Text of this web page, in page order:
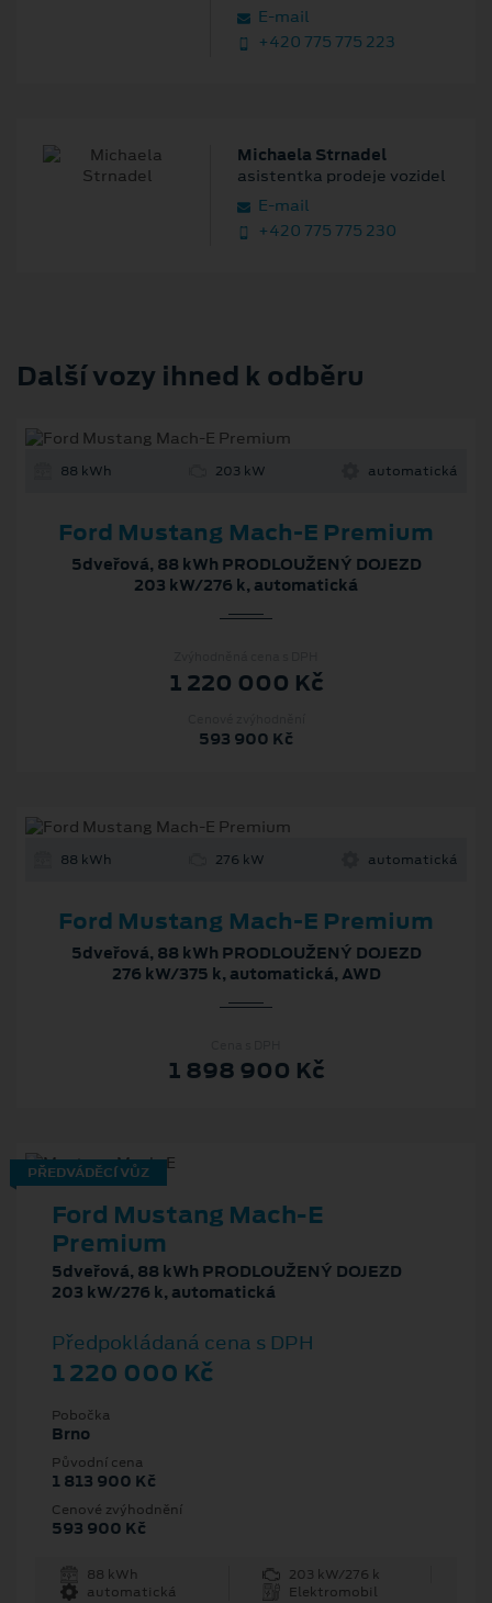
E‑mail
+420 775 775 223
Michaela Strnadel
asistentka prodeje vozidel
E‑mail
+420 775 775 230
Další vozy ihned k odběru
88 kWh 203 kW automatická
Ford Mustang Mach‑E Premium
5dveřová, 88 kWh PRODLOUŽENÝ DOJEZD
203 kW/276 k, automatická
1 220 000 Kč
593 900 Kč
88 kWh 276 kW automatická
Ford Mustang Mach‑E Premium
5dveřová, 88 kWh PRODLOUŽENÝ DOJEZD
276 kW/375 k, automatická, AWD
1 898 900 Kč
PŘEDVÁDĚCÍ VŮZ
Ford Mustang Mach‑E
Premium
5dveřová, 88 kWh PRODLOUŽENÝ DOJEZD
203 kW/276 k, automatická
Předpokládaná cena s DPH
1 220 000 Kč
Pobočka
Brno
Původní cena
1 813 900 Kč
Cenové zvýhodnění
593 900 Kč
88 kWh
203 kW/276 k
automatická
Elektromobil